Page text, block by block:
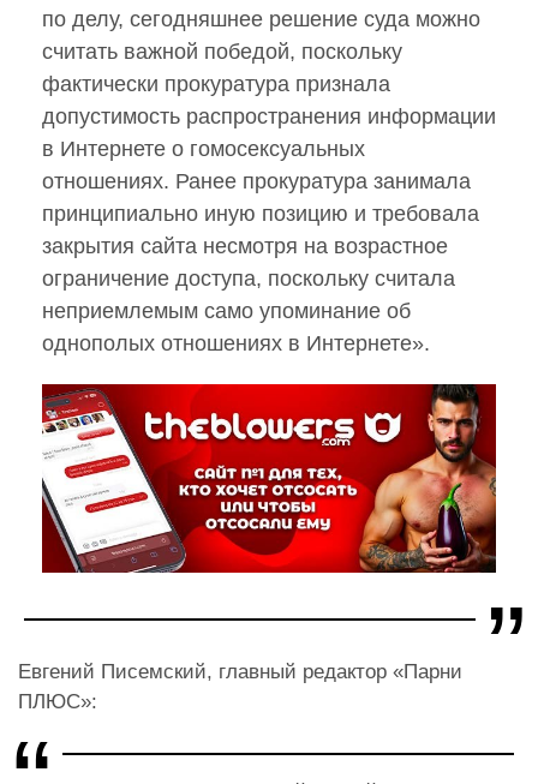
по делу, сегодняшнее решение суда можно
считать важной победой, поскольку
фактически прокуратура признала
допустимость распространения информации
в Интернете о гомосексуальных
отношениях. Ранее прокуратура занимала
принципиально иную позицию и требовала
закрытия сайта несмотря на возрастное
ограничение доступа, поскольку считала
неприемлемым само упоминание об
однополых отношениях в Интернете».
Евгений Писемский, главный редактор «Парни
ПЛЮС»: